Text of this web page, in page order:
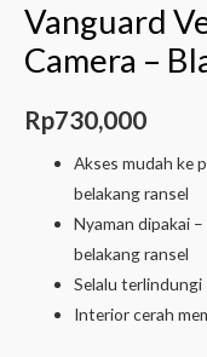
Vanguard
Camera –
Rp730,000
Akses mudah ke
belakang ransel
Nyaman dipakai
belakang ransel
Selalu terlindungi
Interior cerah